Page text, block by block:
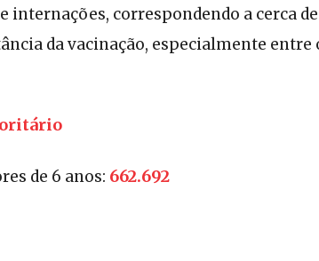
correspondendo a cerca de
da vacinação, especialmente entre
de 6 anos: 662.692